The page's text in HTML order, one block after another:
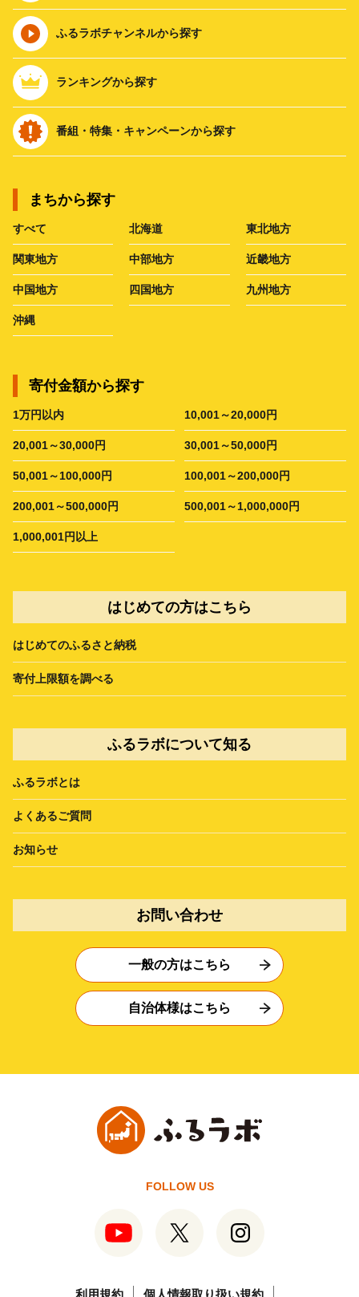
ふるラボチャンネルから探す
ランキングから探す
番組・特集・キャンペーンから探す
まちから探す
すべて 北海道 東北地方
関東地方 中部地方 近畿地方
中国地方 四国地方 九州地方
沖縄
寄付金額から探す
1万円以内 10,001～20,000円
20,001～30,000円 30,001～50,000円
50,001～100,000円 100,001～200,000円
200,001～500,000円 500,001～1,000,000円
1,000,001円以上
はじめての方はこちら
はじめてのふるさと納税
寄付上限額を調べる
ふるラボについて知る
ふるラボとは
よくあるご質問
お知らせ
お問い合わせ
一般の方はこちら
自治体様はこちら
FOLLOW US
利用規約 個人情報取り扱い規約